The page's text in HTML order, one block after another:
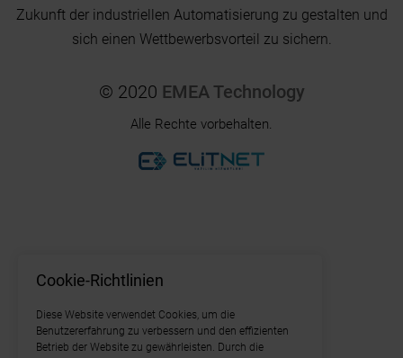
Zukunft der industriellen Automatisierung zu gestalten und
sich einen Wettbewerbsvorteil zu sichern.
© 2020 EMEA Technology
Alle Rechte vorbehalten.
Cookie-Richtlinien
Diese Website verwendet Cookies, um die
Benutzererfahrung zu verbessern und den effizienten
Betrieb der Website zu gewährleisten. Durch die